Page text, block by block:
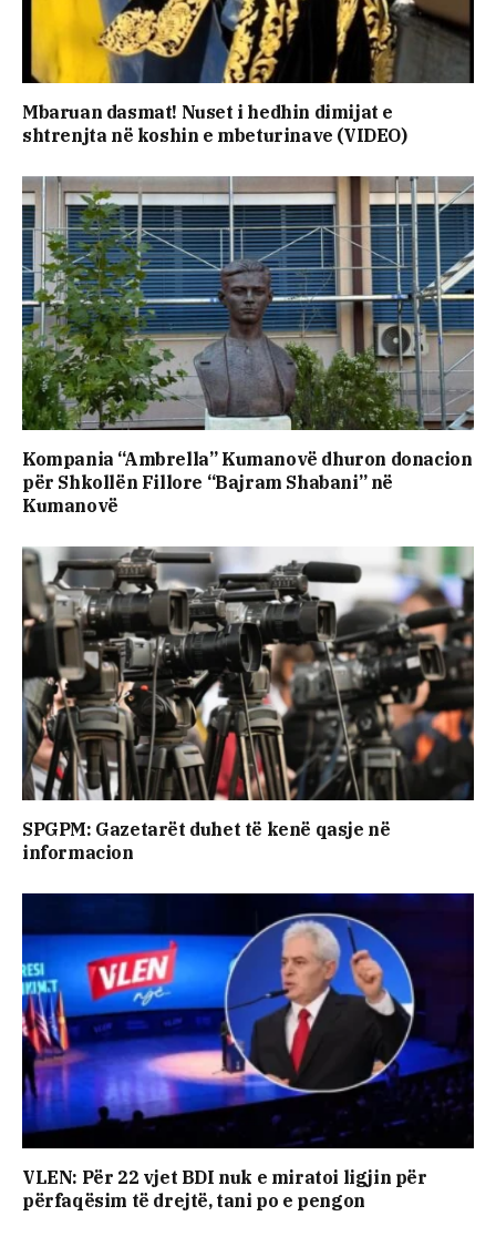
Mbaruan dasmat! Nuset i hedhin dimijat e
shtrenjta në koshin e mbeturinave (VIDEO)
Kompania “Ambrella” Kumanovë dhuron donacion
për Shkollën Fillore “Bajram Shabani” në
Kumanovë
SPGPM: Gazetarët duhet të kenë qasje në
informacion
VLEN: Për 22 vjet BDI nuk e miratoi ligjin për
përfaqësim të drejtë, tani po e pengon